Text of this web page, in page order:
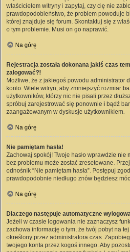
właścicielem witryny i zapytaj, czy cię nie
prawdopodobieństwo, że problem powoduje
której znajduje się forum. Skontaktuj się z
o tym problemie. Musi on go naprawić.
Na górę
Rejestracja została dokonana jakiś czas
zalogować?!
Możliwe, że z jakiegoś powodu administrator
konto. Wiele witryn, aby zmniejszyć rozmiar
użytkowników, którzy nic nie pisali przez
spróbuj zarejestrować się ponownie i bądź
zaangażowanym w dyskusje użytkownikiem.
Na górę
Nie pamiętam hasła!
Zachowaj spokój! Twoje hasło wprawdzie nie
bez problemu może zostać zresetowane.
odnośnik “Nie pamiętam hasła”. Postępuj
prawdopodobnie niedługo znów będziesz
Na górę
Dlaczego następuje automatyczne
Jeżeli w czasie logowania nie zaznaczysz
zachowa informację o tym, że twój pobyt na
określony przez administratora czas.
twojego konta przez kogoś innego. Aby